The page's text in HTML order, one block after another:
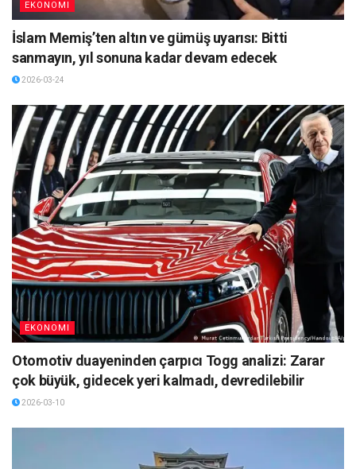
EKONOMI
İslam Memiş’ten altın ve gümüş uyarısı: Bitti
sanmayın, yıl sonuna kadar devam edecek
2026-03-24
EKONOMI
Otomotiv duayeninden çarpıcı Togg analizi: Zarar
çok büyük, gidecek yeri kalmadı, devredilebilir
2026-03-10